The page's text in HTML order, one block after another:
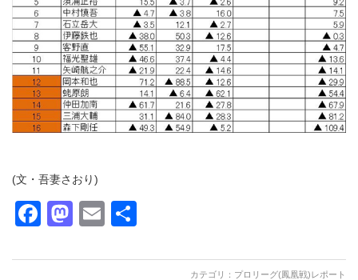
(文・吾妻さおり)
Facebook
Mastodon
Email
カテゴリ： プロリーグ(鳳凰戦)レポート